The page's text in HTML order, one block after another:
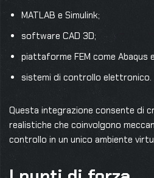
MATLAB e Simulink;
software CAD 3D;
piattaforme FEM come Abaqus
sistemi di controllo elettronico.
Questa integrazione consente di
realistiche che coinvolgono
controllo in un unico ambiente